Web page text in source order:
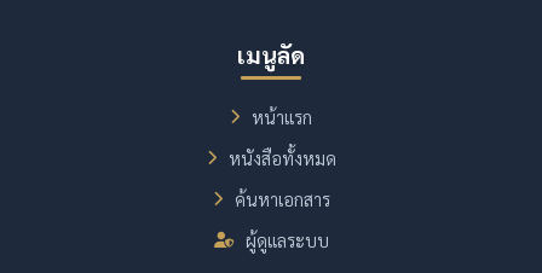
เมนูลัด
หน้าแรก
หนังสือทั้งหมด
ค้นหาเอกสาร
ผู้ดูแลระบบ